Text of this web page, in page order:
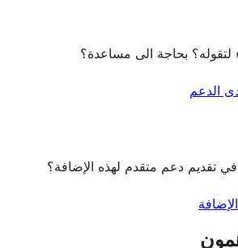
بحاجة الى مساعدة؟
الدعم
تقديم دعم متقدم لهذه الإضافة؟